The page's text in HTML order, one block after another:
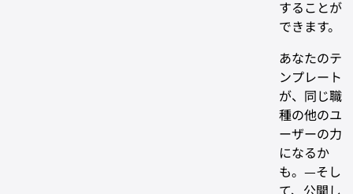
することが
できます。
あなたのテ
ンプレート
が、同じ職
種の他のユ
ーザーの力
になるか
も。—そし
て、公開し